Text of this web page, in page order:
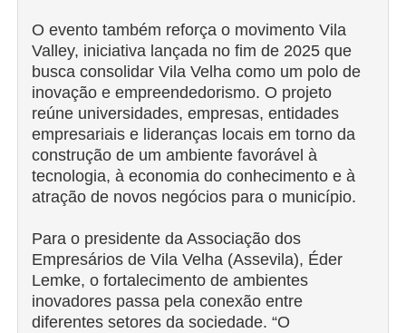
O evento também reforça o movimento Vila
Valley, iniciativa lançada no fim de 2025 que
busca consolidar Vila Velha como um polo de
inovação e empreendedorismo. O projeto
reúne universidades, empresas, entidades
empresariais e lideranças locais em torno da
construção de um ambiente favorável à
tecnologia, à economia do conhecimento e à
atração de novos negócios para o município.
Para o presidente da Associação dos
Empresários de Vila Velha (Assevila), Éder
Lemke, o fortalecimento de ambientes
inovadores passa pela conexão entre
diferentes setores da sociedade. “O